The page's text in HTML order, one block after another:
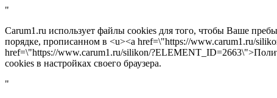
"
Carum1.ru использует файлы cookies для того, чтобы Ваше
порядке, прописанном в <u><a href=\"https://www.carum1.ru/
href=\"https://www.carum1.ru/silikon/
cookies в настройках своего браузера.
"